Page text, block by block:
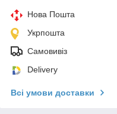
Нова Пошта
Укрпошта
Самовивіз
Delivery
Всі умови доставки